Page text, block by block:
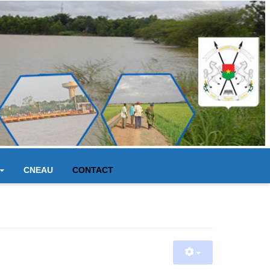
CNEAU CONTACT